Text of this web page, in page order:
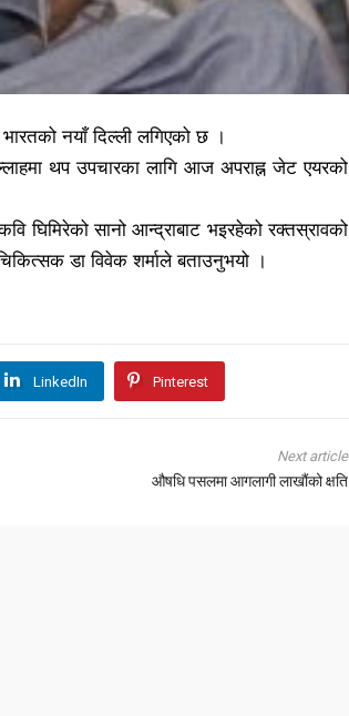
नयाँ दिल्ली लगिएको छ ।
थप उपचारका लागि आज अपराह्न जेट एयरको
घिमिरेको सानो आन्द्राबाट भइरहेको रक्तस्रावको
डा विवेक शर्माले बताउनुभयो ।
LinkedIn Pinterest
Next article
औषधि पसलमा आगलागी लाखौंको क्षति